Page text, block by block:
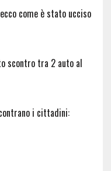
come è stato ucciso
scontro tra 2 auto al
i cittadini: